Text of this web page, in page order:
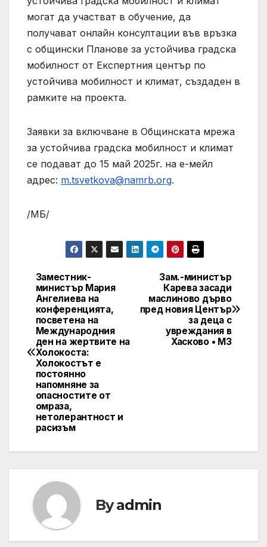
могат да участват в обучение, да
получават онлайн консултации във връзка
с общински Планове за устойчива градска
мобилност от Експертния център по
устойчива мобилност и климат, създаден в
рамките на проекта.
Заявки за включване в Общинската мрежа
за устойчива градска мобилност и климат
се подават до 15 май 2025г. на е-мейл
адрес: m.tsvetkova@namrb.org.
/МБ/
Post
navigation
Зам.-министър
Карева засади
маслиново дърво
пред новия Център
за деца с
увреждания в
Хасково • МЗ
Заместник-
министър Мария
Ангелиева на
конференцията,
посветена на
Международния
ден на жертвите на
Холокоста:
Холокостът е
постоянно
напомняне за
опасностите от
омраза,
нетолерантност и
расизъм
Byadmin